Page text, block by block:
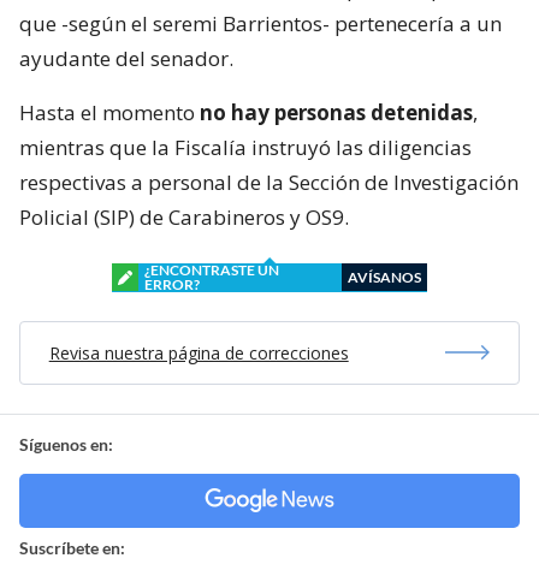
que -según el seremi Barrientos- pertenecería a un
ayudante del senador.
Hasta el momento no hay personas detenidas,
mientras que la Fiscalía instruyó las diligencias
respectivas a personal de la Sección de Investigación
Policial (SIP) de Carabineros y OS9.
¿ENCONTRASTE UN
ERROR?
AVÍSANOS
Revisa nuestra página de correcciones
Síguenos en:
Suscríbete en: